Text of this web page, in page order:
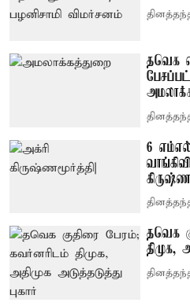
தவெக
6
தவெக
திமுக,